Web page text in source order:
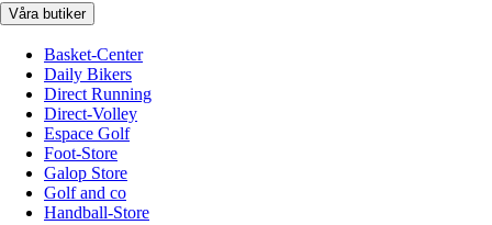
Våra butiker
Basket-Center
Daily Bikers
Direct Running
Direct-Volley
Espace Golf
Foot-Store
Galop Store
Golf and co
Handball-Store